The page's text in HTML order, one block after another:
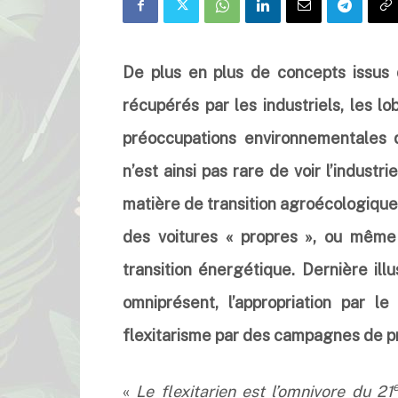
De plus en plus de concepts
récupérés par les industriels, les
préoccupations
n’est ainsi pas rare de voir
matière de transition
des voitures « propres », ou
transition énergétique. Dernière
omniprésent, l’appropriation par
flexitarisme par des campagnes de
« Le flexitarien est l’omnivore du 21